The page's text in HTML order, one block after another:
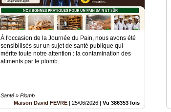
À l'occasion de la Journée du Pain, nous avons été
sensibilisés sur un sujet de santé publique qui
mérite toute notre attention : la contamination des
aliments par le plomb.
Santé » Plomb
Maison David FEVRE |25/06/2026 |Vu 386353 fois